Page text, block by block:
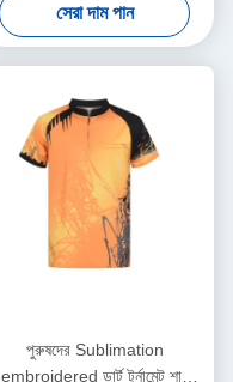
সেরা দাম পান
পুরুষদের Sublimation
embroidered ডার্ট টুর্নামেন্ট শার্ট